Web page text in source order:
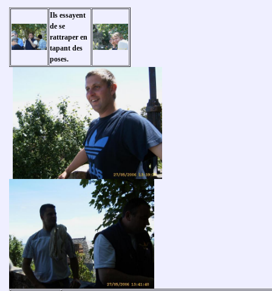
Ils essayent
de se
rattraper en
tapant des
poses.